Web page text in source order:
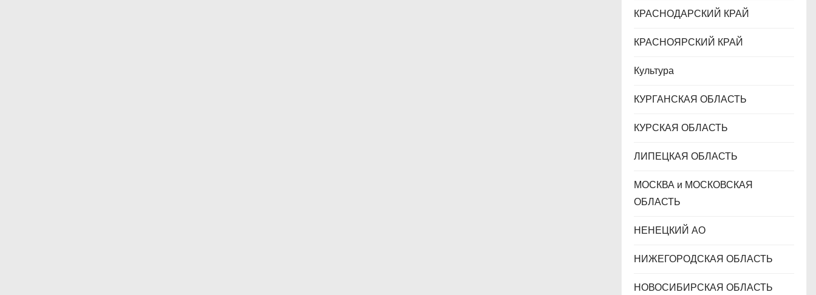
КРАСНОДАРСКИЙ КРАЙ
КРАСНОЯРСКИЙ КРАЙ
Культура
КУРГАНСКАЯ ОБЛАСТЬ
КУРСКАЯ ОБЛАСТЬ
ЛИПЕЦКАЯ ОБЛАСТЬ
МОСКВА и МОСКОВСКАЯ
ОБЛАСТЬ
НЕНЕЦКИЙ АО
НИЖЕГОРОДСКАЯ ОБЛАСТЬ
НОВОСИБИРСКАЯ ОБЛАСТЬ